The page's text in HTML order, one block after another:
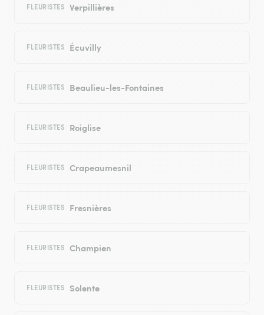
FLEURISTES Verpillières
FLEURISTES Écuvilly
FLEURISTES Beaulieu-les-Fontaines
FLEURISTES Roiglise
FLEURISTES Crapeaumesnil
FLEURISTES Fresnières
FLEURISTES Champien
FLEURISTES Solente